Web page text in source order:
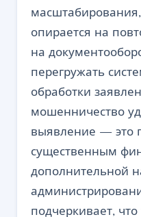
опирается на
на
перегружать
обработки
мошенничество
выявление — это
существенным
дополнительной
подчеркивает,